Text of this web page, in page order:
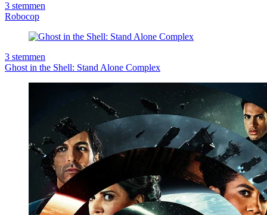
3 stemmen
Robocop
3 stemmen
Ghost in the Shell: Stand Alone Complex